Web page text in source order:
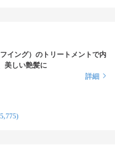
イング）のトリートメントで内
美しい艶髪に
詳細